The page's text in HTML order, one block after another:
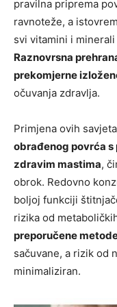
pravilna priprema
ravnoteže, a
svi vitamini i
Raznovrsna
prekomjerne
očuvanja zdravlja.
Primjena ovih
obrađenog povrća
zdravim mastima,
obrok. Redovno
boljoj funkciji
rizika od
preporučene
sačuvane, a rizik od
minimaliziran.